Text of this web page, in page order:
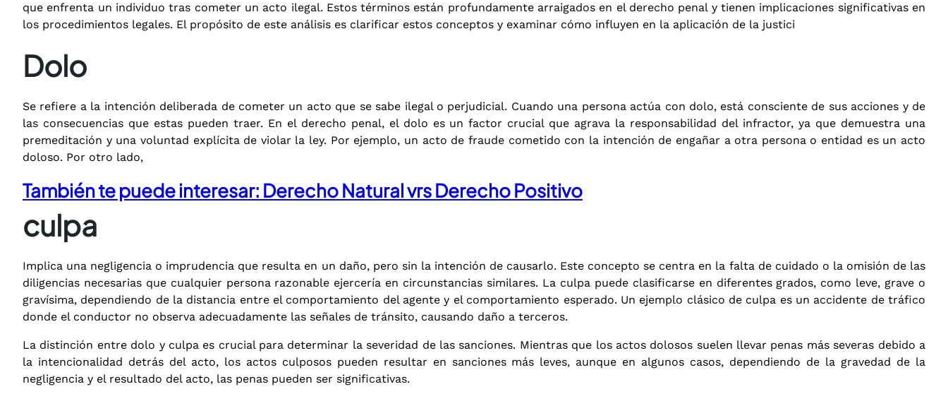
que enfrenta un individuo tras cometer un acto ilegal. Estos términos están profundamente arraigados en el derecho penal y tienen implicaciones significativas en
los procedimientos legales. El propósito de este análisis es clarificar estos conceptos y examinar cómo influyen en la aplicación de la justici
Dolo
Se refiere a la intención deliberada de cometer un acto que se sabe ilegal o perjudicial. Cuando una persona actúa con dolo, está consciente de sus acciones y de
las consecuencias que estas pueden traer. En el derecho penal, el dolo es un factor crucial que agrava la responsabilidad del infractor, ya que demuestra una
premeditación y una voluntad explícita de violar la ley. Por ejemplo, un acto de fraude cometido con la intención de engañar a otra persona o entidad es un acto
doloso. Por otro lado,
También te puede interesar: Derecho Natural vrs Derecho Positivo
culpa
Implica una negligencia o imprudencia que resulta en un daño, pero sin la intención de causarlo. Este concepto se centra en la falta de cuidado o la omisión de las
diligencias necesarias que cualquier persona razonable ejercería en circunstancias similares. La culpa puede clasificarse en diferentes grados, como leve, grave o
gravísima, dependiendo de la distancia entre el comportamiento del agente y el comportamiento esperado. Un ejemplo clásico de culpa es un accidente de tráfico
donde el conductor no observa adecuadamente las señales de tránsito, causando daño a terceros.
La distinción entre dolo y culpa es crucial para determinar la severidad de las sanciones. Mientras que los actos dolosos suelen llevar penas más severas debido a
la intencionalidad detrás del acto, los actos culposos pueden resultar en sanciones más leves, aunque en algunos casos, dependiendo de la gravedad de la
negligencia y el resultado del acto, las penas pueden ser significativas.